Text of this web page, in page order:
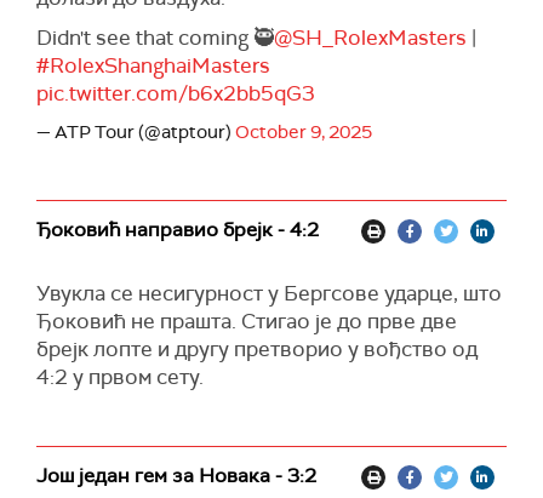
Didn't see that coming 🥷@SH_RolexMasters |
#RolexShanghaiMasters
pic.twitter.com/b6x2bb5qG3
— ATP Tour (@atptour) October 9, 2025
Ђоковић направио брејк - 4:2
Увукла се несигурност у Бергсове ударце, што
Ђоковић не прашта. Стигао је до прве две
брејк лопте и другу претворио у вођство од
4:2 у првом сету.
Још један гем за Новака - 3:2